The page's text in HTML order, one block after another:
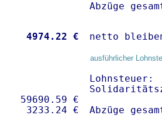
Abzüge
4974.22 € netto
ausführlicher
59690.59 €
Abzüge